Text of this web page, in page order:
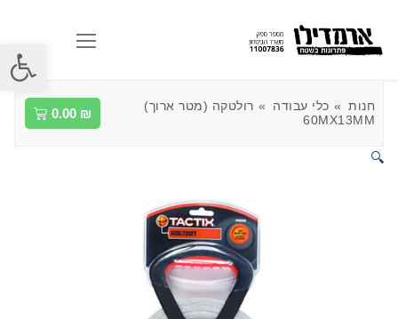
פתח
חנות כלי עבודה
רולטקה (מטר ארוך)
60MX13MM
0.00 ₪
🔍